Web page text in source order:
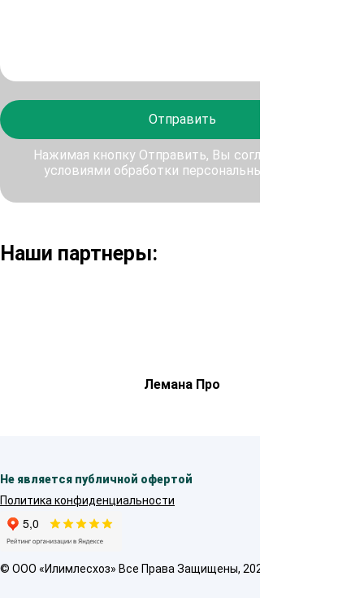
Отправить
Нажимая кнопку Отправить, Вы соглашаетесь с
условиями обработки персональных данных
Наши партнеры:
Лемана Про
Не является публичной офертой
Политика конфиденциальности
© OOO «Илимлесхоз» Все Права Защищены, 2026